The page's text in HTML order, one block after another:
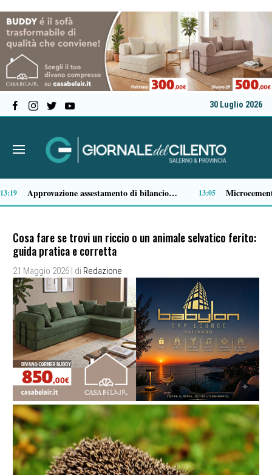
30 Luglio 2026
Comparto ittico, dalla Regione Campania 3 milioni di euro per fronteggiare il caro-gasolio
Cosa fare se trovi un riccio o un animale selvatico ferito:
guida pratica e corretta
21 Maggio 2026 | di Redazione